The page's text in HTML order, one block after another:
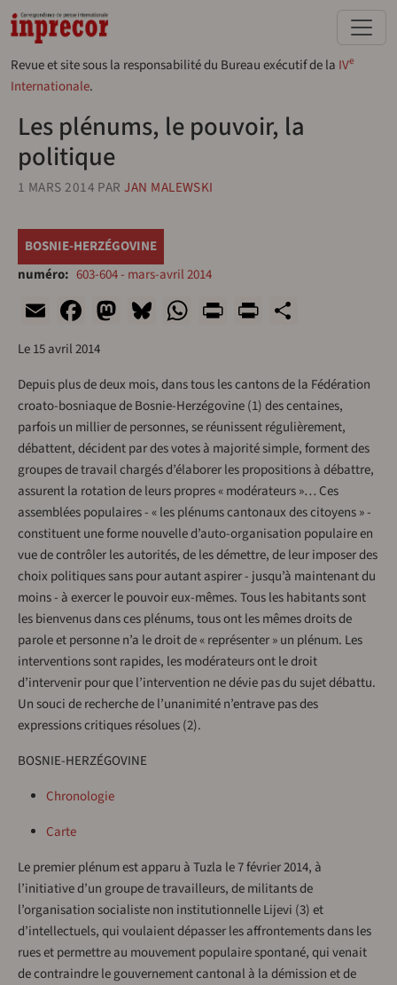
Aller au contenu principal
Revue et site sous la responsabilité du Bureau exécutif de la IVe
Internationale.
Les plénums, le pouvoir, la
politique
1 MARS 2014 PARJAN MALEWSKI
BOSNIE-HERZÉGOVINE
numéro
603-604 - mars-avril 2014
EmailFacebook
Mastodon
Bluesky
WhatsApp
Print
Le 15 avril 2014
Depuis plus de deux mois, dans tous les cantons de la Fédération
croato-bosniaque de Bosnie-Herzégovine (1) des centaines,
parfois un millier de personnes, se réunissent régulièrement,
débattent, décident par des votes à majorité simple, forment des
groupes de travail chargés d’élaborer les propositions à débattre,
assurent la rotation de leurs propres « modérateurs »… Ces
assemblées populaires - « les plénums cantonaux des citoyens » -
constituent une forme nouvelle d’auto-organisation populaire en
vue de contrôler les autorités, de les démettre, de leur imposer des
choix politiques sans pour autant aspirer - jusqu’à maintenant du
moins - à exercer le pouvoir eux-mêmes. Tous les habitants sont
les bienvenus dans ces plénums, tous ont les mêmes droits de
parole et personne n’a le droit de « représenter » un plénum. Les
interventions sont rapides, les modérateurs ont le droit
d’intervenir pour que l’intervention ne dévie pas du sujet débattu.
Un souci de recherche de l’unanimité n’entrave pas des
expressions critiques résolues (2).
BOSNIE-HERZÉGOVINE
Chronologie
Carte
Le premier plénum est apparu à Tuzla le 7 février 2014, à
l’initiative d’un groupe de travailleurs, de militants de
l’organisation socialiste non institutionnelle Lijevi (3) et
d’intellectuels, qui voulaient dépasser les affrontements dans les
rues et permettre au mouvement populaire spontané, qui venait
de contraindre le gouvernement cantonal à la démission et de